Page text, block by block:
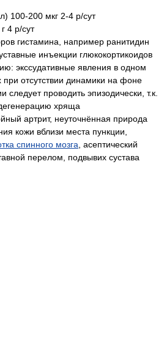
100-200 мкг 2-4 р/сут
4 р/сут
гистамина, например ранитидин
инъекции глюкокортикоидов
экссудативные явления в одном
при отсутствии динамики на фоне
проводить эпизодически, т.к.
хряща
артрит, неуточнённая природа
кожи вблизи места пункции,
спинного мозга , асептический
перелом, подвывих сустава